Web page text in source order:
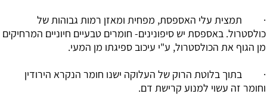
· תמצית עלי האספסת, מפחית ומאזן רמות גבוהות של
כולסטרול. באספסת יש סיפונינים- חומרים טבעיים חיוניים המרחיקים
מן הגוף את הכולסטרול, ע"י עיכוב ספיגתו מן המעי.
· בתוך בלוטת הרוק של העלוקה ישנו חומר הנקרא הירודין
וחומר זה עשוי למנוע קרישת דם.